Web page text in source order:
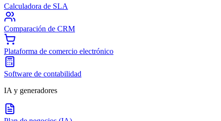
Calculadora de SLA
Comparación de CRM
Plataforma de comercio electrónico
Software de contabilidad
IA y generadores